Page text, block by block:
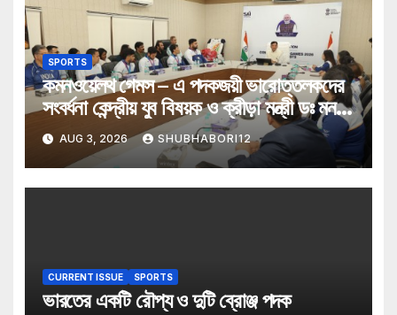
SPORTS
কমনওয়েলথ গেমস – এ পদকজয়ী ভারোত্তলকদের
সংবর্ধনা কেন্দ্রীয় যুব বিষয়ক ও ক্রীড়া মন্ত্রী ডঃ মনসুখ
মান্ডভিয়ার
AUG 3, 2026 SHUBHABORI12
CURRENT ISSUE SPORTS
ভারতের একটি রৌপ্য ও দুটি ব্রোঞ্জ পদক